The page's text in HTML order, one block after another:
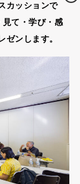
カッションで
て・学び・感
ゼンします。